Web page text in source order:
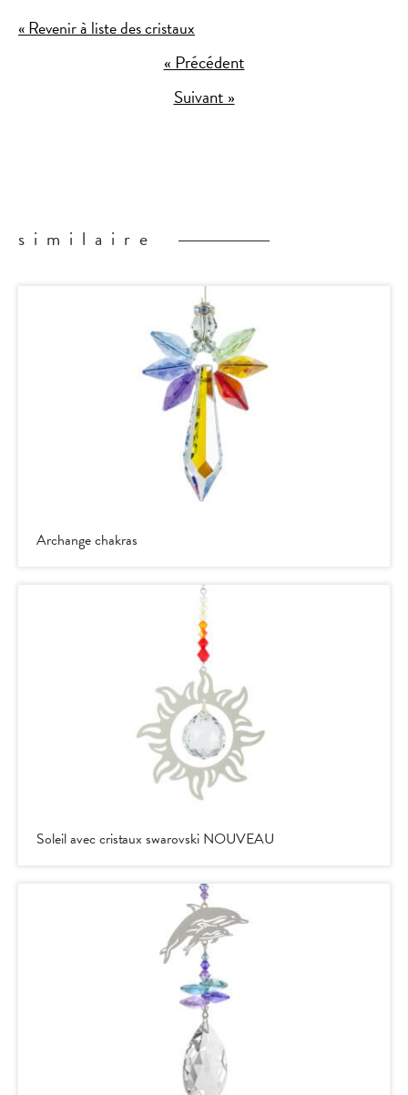
« Revenir à liste des cristaux
« Précédent
Suivant »
similaire
Archange chakras
Soleil avec cristaux swarovski NOUVEAU